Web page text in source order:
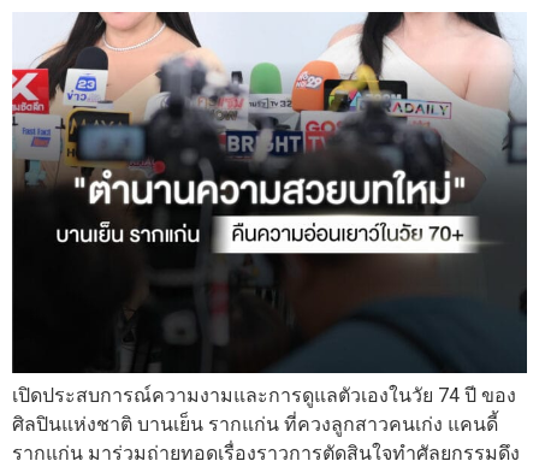
เปิดประสบการณ์ความงามและการดูแลตัวเองในวัย 74 ปี ของ
ศิลปินแห่งชาติ บานเย็น รากแก่น ที่ควงลูกสาวคนเก่ง แคนดี้
รากแก่น มาร่วมถ่ายทอดเรื่องราวการตัดสินใจทำศัลยกรรมดึง